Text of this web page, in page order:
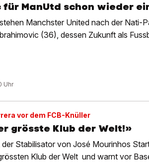
ManUtd schon wieder
Manchster United nach der Nati-
(36), dessen Zukunft als
Uhr
vor dem FCB-Knüller
grösste Klub der Welt!»
Stabilisator von José Mourinhos
Klub der Welt ­ und warnt vor